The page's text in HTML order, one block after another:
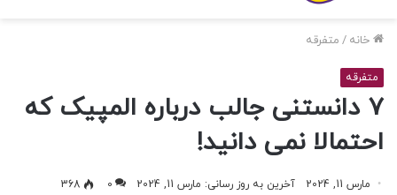
خانه / متفرقه
متفرقه
7 دانستنی جالب درباره المپیک که
احتمالا نمی دانید!
مارس 11, 2024 آخرین به روز رسانی: مارس 11, 2024 0
368